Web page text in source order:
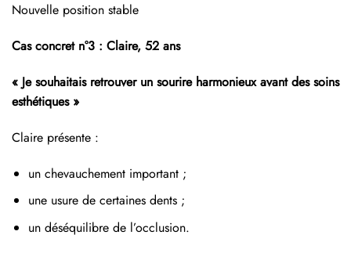
Nouvelle position stable
Cas concret n°3 : Claire, 52 ans
« Je souhaitais retrouver un sourire harmonieux avant des soins
esthétiques »
Claire présente :
un chevauchement important ;
une usure de certaines dents ;
un déséquilibre de l’occlusion.